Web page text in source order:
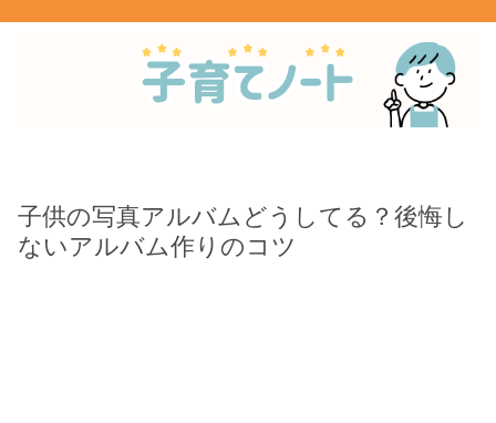
子供の写真アルバムどうしてる？後悔し
ないアルバム作りのコツ